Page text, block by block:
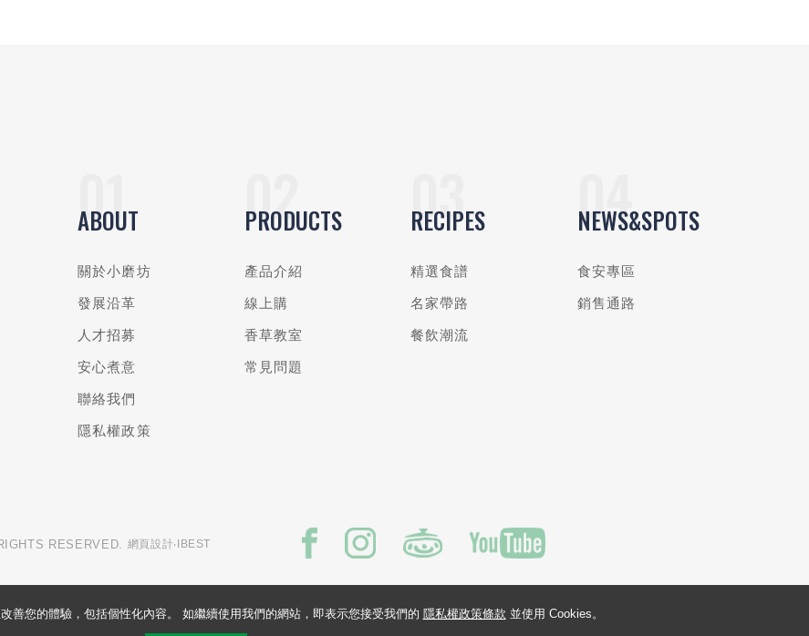
ABOUT
關於小磨坊
發展沿革
人才招募
安心煮意
聯絡我們
隱私權政策
PRODUCTS
產品介紹
線上購
香草教室
常見問題
RECIPES
精選食譜
名家帶路
餐飲潮流
NEWS&SPOTS
食安專區
銷售通路
RESERVED. 網頁設計‧IBEST
善您的體驗，包括個性化內容。 如繼續使用我們的網站，即表示您接受我們的 隱私權政策條款 並使用 Cookies。